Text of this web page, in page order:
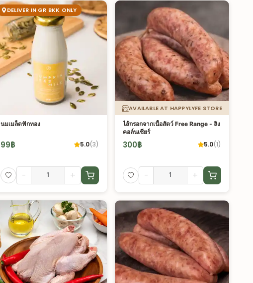
DELIVER IN GR BKK ONLY
นมเมล็ดฟักทอง
99฿ 5.0(3)
- +
AVAILABLE AT HAPPYLYFE STORE
ไส้กรอกจากเนื้อสัตว์ Free Range - ลิง
คอล์นเชียร์
300฿ 5.0(1)
- +